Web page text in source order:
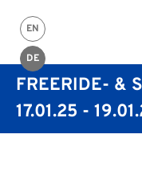
EN
DE
FREERIDE- &
17.01.25 -